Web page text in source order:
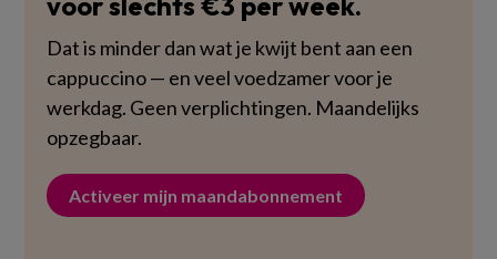
Dat is minder dan wat je kwijt bent aan een
cappuccino — en veel voedzamer voor je
werkdag. Geen verplichtingen. Maandelijks
opzegbaar.
Activeer mijn maandabonnement